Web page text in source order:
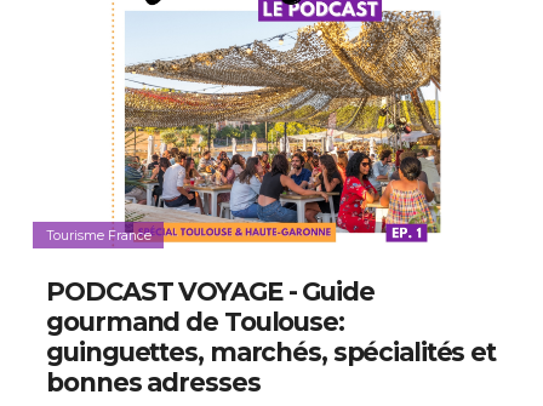
Tourisme France
PODCAST VOYAGE - Guide
gourmand de Toulouse:
guinguettes, marchés, spécialités et
bonnes adresses